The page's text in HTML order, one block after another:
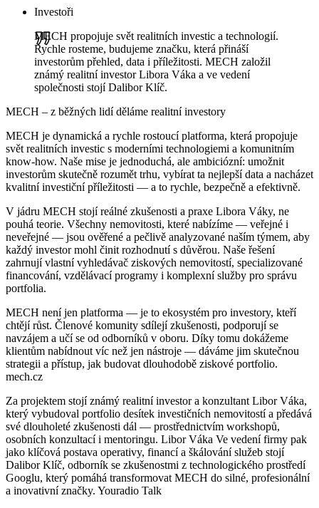
Investoři
MECH propojuje svět realitních investic a technologií.
Rychle rosteme, budujeme značku, která přináší
investorům přehled, data i příležitosti. MECH založil
známý realitní investor Libora Váka a ve vedení
společnosti stojí Dalibor Klíč.
MECH – z běžných lidí děláme realitní investory
MECH je dynamická a rychle rostoucí platforma, která propojuje
svět realitních investic s moderními technologiemi a komunitním
know-how. Naše mise je jednoduchá, ale ambiciózní: umožnit
investorům skutečně rozumět trhu, vybírat ta nejlepší data a nacházet
kvalitní investiční příležitosti — a to rychle, bezpečně a efektivně.
V jádru MECH stojí reálné zkušenosti a praxe Libora Váky, ne
pouhá teorie. Všechny nemovitosti, které nabízíme — veřejné i
neveřejné — jsou ověřené a pečlivě analyzované naším týmem, aby
každý investor mohl činit rozhodnutí s důvěrou. Naše řešení
zahrnují vlastní vyhledávač ziskových nemovitostí, specializované
financování, vzdělávací programy i komplexní služby pro správu
portfolia.
MECH není jen platforma — je to ekosystém pro investory, kteří
chtějí růst. Členové komunity sdílejí zkušenosti, podporují se
navzájem a učí se od odborníků v oboru. Díky tomu dokážeme
klientům nabídnout víc než jen nástroje — dáváme jim skutečnou
strategii a přístup, jak budovat dlouhodobě ziskové portfolio.
mech.cz
Za projektem stojí známý realitní investor a konzultant Libor Váka,
který vybudoval portfolio desítek investičních nemovitostí a předává
své dlouholeté zkušenosti dál — prostřednictvím workshopů,
osobních konzultací i mentoringu. Libor Váka Ve vedení firmy pak
jako klíčová postava operativy, financí a škálování služeb stojí
Dalibor Klíč, odborník se zkušenostmi z technologického prostředí
Googlu, který pomáhá transformovat MECH do silné, profesionální
a inovativní značky. Youradio Talk